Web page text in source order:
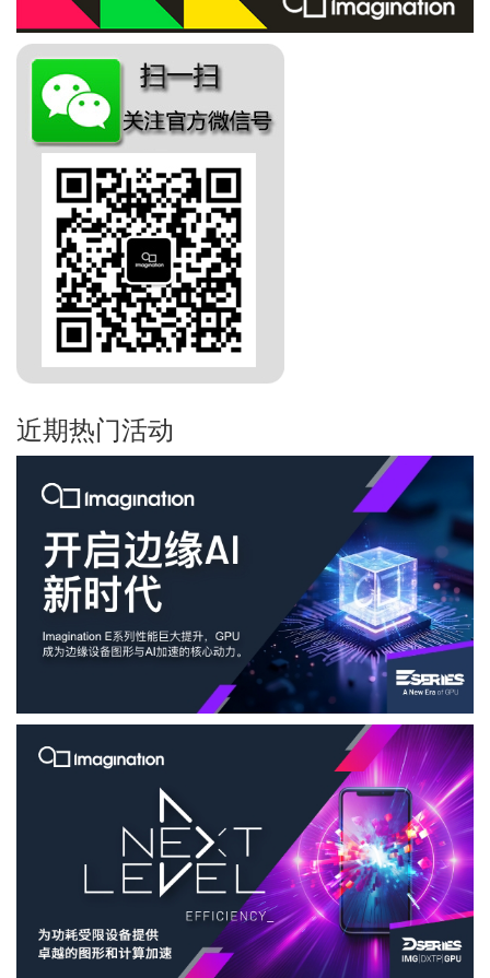
近期热门活动